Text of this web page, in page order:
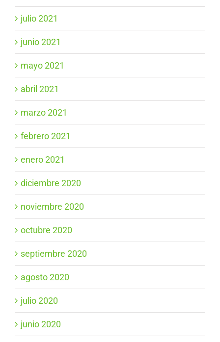
julio 2021
junio 2021
mayo 2021
abril 2021
marzo 2021
febrero 2021
enero 2021
diciembre 2020
noviembre 2020
octubre 2020
septiembre 2020
agosto 2020
julio 2020
junio 2020